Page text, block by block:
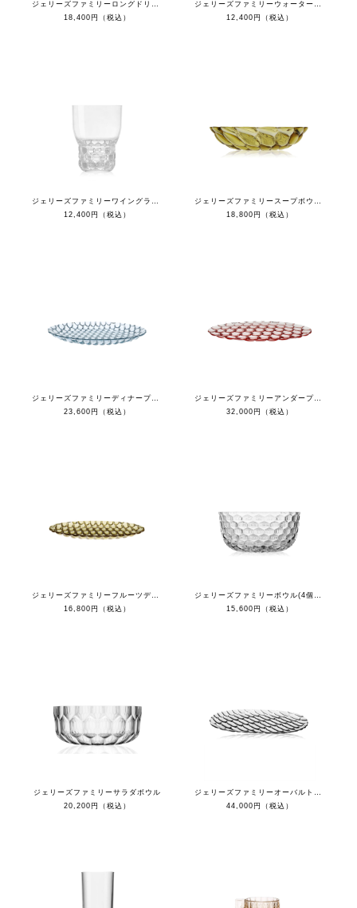
ジェリーズファミリーロングドリンク（４個セット）
18,400円（税込）
ジェリーズファミリーウォーターグラス（４個セット）
12,400円（税込）
ジェリーズファミリーワイングラス（４個セット）
12,400円（税込）
ジェリーズファミリースープボウル（４枚セット）
18,800円（税込）
ジェリーズファミリーディナープレート(４枚セット）
23,600円（税込）
ジェリーズファミリーアンダープレート（４枚セット）
32,000円（税込）
ジェリーズファミリーフルーツディッシュ(４枚セット）
16,800円（税込）
ジェリーズファミリーボウル(4個セット）
15,600円（税込）
ジェリーズファミリーサラダボウル
20,200円（税込）
ジェリーズファミリーオーバルトレイ(４枚セット）
44,000円（税込）